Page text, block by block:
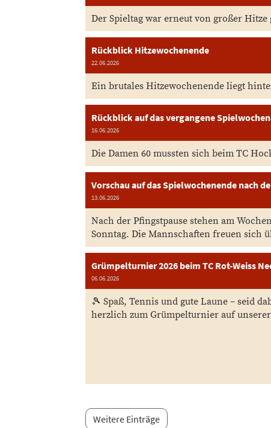
Der Spieltag war erneut von großer
Rückblick Hitzewochenende
22.06.2026
Ein brutales Hitzewochenende liegt
Rückblick auf das vergangene
16.06.2026
Die Damen 60 mussten sich beim TC
Vorschau auf das Spielwochenende nach
13.06.2026
Nach der Pfingstpause stehen am
Sonntag. Die Mannschaften freuen sich
Grümpelturnier 2026 beim TC Rot-Weiss
06.06.2026
🎾 Spaß, Tennis und gute Laune – seid
herzlich zum Grümpelturnier auf
Weitere Einträge